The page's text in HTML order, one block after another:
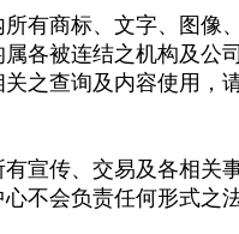
有商标、文字、图像
各被连结之机构及公
之查询及内容使用，
宣传、交易及各相关
不会负责任何形式之